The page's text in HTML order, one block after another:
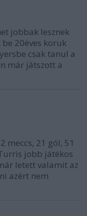
jobbak lesznek
20éves koruk
csak tanul a
már játszott a
meccs, 21 gól, 51
jobb játékos
letett valamit az
azért nem